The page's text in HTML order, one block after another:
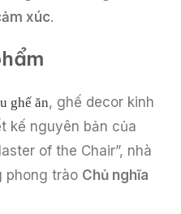
xúc.
ghế ăn, ghế decor kinh
kế nguyên bản của
of the Chair”, nhà
phong trào Chủ nghĩa